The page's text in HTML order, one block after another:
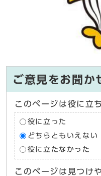
ご意見をお聞か
このページは役に立
役に立った
どちらともいえない
役に立たなかった
このページは見つけ